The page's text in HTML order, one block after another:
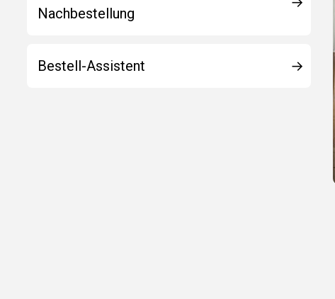
Nachbestellung
Bestell-Assistent